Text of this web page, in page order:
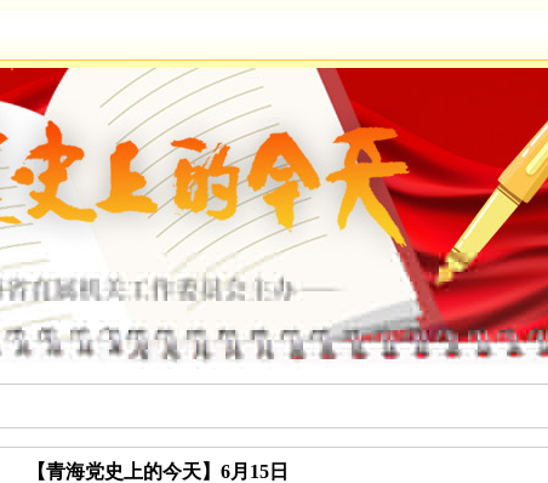
【青海党史上的今天】6月15日